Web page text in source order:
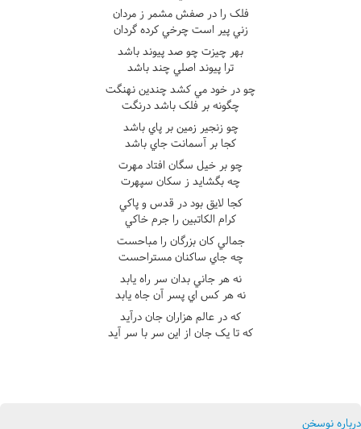
فلک را در صفش مشمر ز مردان
زني پير است چرخي کرده گردان
بهر چيزت چو صد پيوند باشد
ترا پيوند اصلي چند باشد
چو در خود مي کشد چندين نهنگت
چگونه بر فلک باشد درنگت
چو زنجير زمين بر پاي باشد
کجا بر آسمانت جاي باشد
چو بر خيل سگان افتاد مهرت
چه بگشايد ز سکان سپهرت
کجا لايق بود در قدس و پاکي
کرام الکاتبين را جرم خاکي
جمالي کان بزرگان را مباحست
چه جاي ساکنان مستراحست
نه هر جاني بدان سر راه يابد
نه هر کس اي پسر آن جاه يابد
که در عالم هزاران جان درآيد
که تا يک جان از اين سر با سر آيد
درباره نوسخن